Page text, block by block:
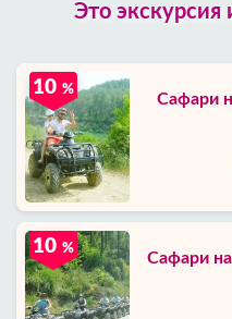
Это экскурсия
Сафари
10 %
Сафари
10 %